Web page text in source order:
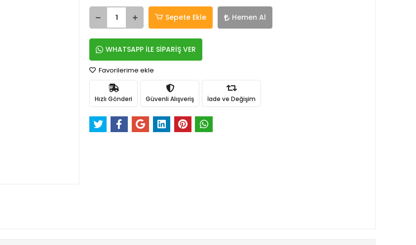
Sepete Ekle Hemen Al
WHATSAPP İLE SİPARİŞ VER
Favorilerime ekle
Hızlı Gönderi Güvenli Alışveriş İade ve Değişim